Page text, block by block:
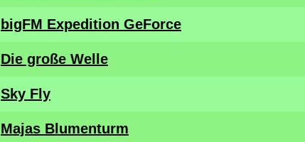
bigFM Expedition GeForce
Die große Welle
Sky Fly
Majas Blumenturm